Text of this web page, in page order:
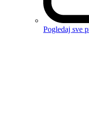
Pogledaj sve